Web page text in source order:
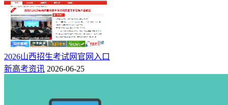
2026山西招生考试网官网入口
新高考资讯 2026-06-25